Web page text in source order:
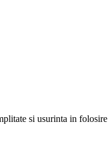
si usurinta in folosire